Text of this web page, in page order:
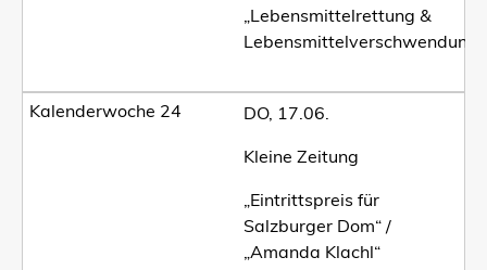
„Lebensmittelrettung &
Lebensmittelverschwendung“
DO, 17.06.
Kleine Zeitung
„Eintrittspreis für
Salzburger Dom“ /
„Amanda Klachl“